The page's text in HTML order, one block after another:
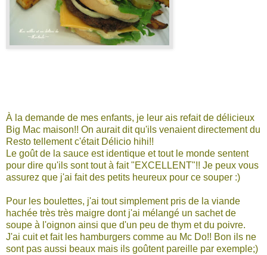
À la demande de mes enfants, je leur ais refait de délicieux
Big Mac maison!! On aurait dit qu'ils venaient directement du
Resto tellement c'était Délicio hihi!!
Le goût de la sauce est identique et tout le monde sentent
pour dire qu'ils sont tout à fait "EXCELLENT"!! Je peux vous
assurez que j'ai fait des petits heureux pour ce souper :)
Pour les boulettes, j'ai tout simplement pris de la viande
hachée très très maigre dont j'ai mélangé un sachet de
soupe à l'oignon ainsi que d'un peu de thym et du poivre.
J'ai cuit et fait les hamburgers comme au Mc Do!! Bon ils ne
sont pas aussi beaux mais ils goûtent pareille par exemple;)